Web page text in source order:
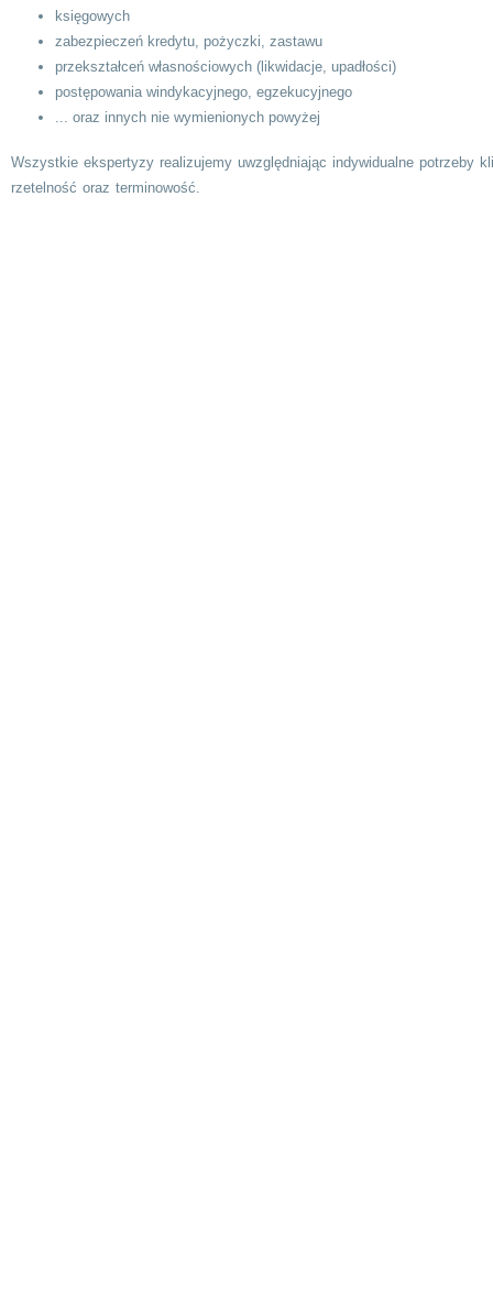
księgowych
zabezpieczeń kredytu, pożyczki, zastawu
przekształceń własnościowych (likwidacje, upadłości)
postępowania windykacyjnego, egzekucyjnego
... oraz innych nie wymienionych powyżej
Wszystkie ekspertyzy realizujemy uwzględniając indywidualne potrzeby
rzetelność oraz terminowość.